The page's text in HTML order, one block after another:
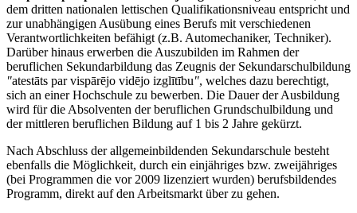
dem dritten nationalen lettischen Qualifikationsniveau entspricht und
zur unabhängigen Ausübung eines Berufs mit verschiedenen
Verantwortlichkeiten befähigt (z.B. Automechaniker, Techniker).
Darüber hinaus erwerben die Auszubilden im Rahmen der
beruflichen Sekundarbildung das Zeugnis der Sekundarschulbildung
"atestāts par vispārējo vidējo izglītību", welches dazu berechtigt,
sich an einer Hochschule zu bewerben. Die Dauer der Ausbildung
wird für die Absolventen der beruflichen Grundschulbildung und
der mittleren beruflichen Bildung auf 1 bis 2 Jahre gekürzt.
Nach Abschluss der allgemeinbildenden Sekundarschule besteht
ebenfalls die Möglichkeit, durch ein einjähriges bzw. zweijähriges
(bei Programmen die vor 2009 lizenziert wurden) berufsbildendes
Programm, direkt auf den Arbeitsmarkt über zu gehen.